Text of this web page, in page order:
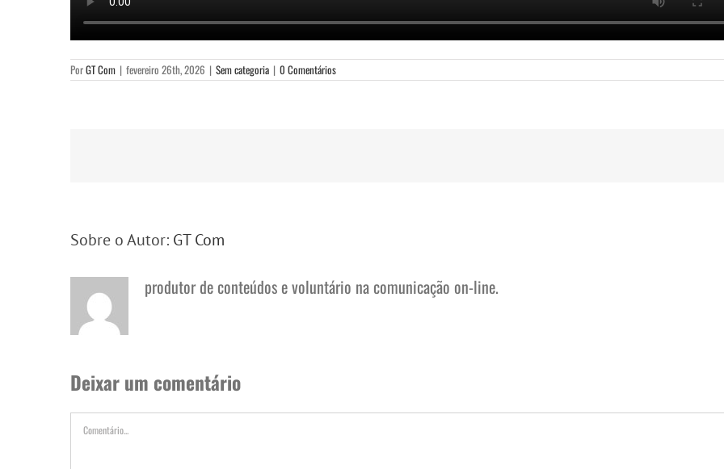
PorGT Com | fevereiro 26th, 2026 | Sem categoria | 0 Comentários
Sobre o Autor: GT Com
produtor de conteúdos e voluntário na comunicação on-line.
Deixar um comentário
Comentário